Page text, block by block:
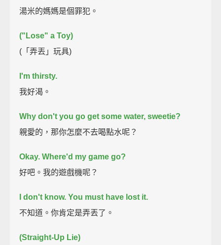
湯米的媽媽是個罪犯。
("Lose" a Toy)
(「弄丟」玩具)
I'm thirsty.
我好渴。
Why don't you go get some water, sweetie?
親愛的，那你怎麼不去喝點水呢？
Okay. Where'd my game go?
好吧。我的遊戲機呢？
I don't know. You must have lost it.
不知道。你肯定是弄丟了。
(Straight-Up Lie)